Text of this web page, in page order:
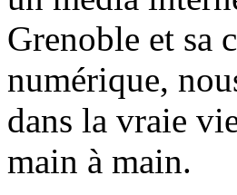
Grenoble et sa
numérique,
dans la vraie
main à main.